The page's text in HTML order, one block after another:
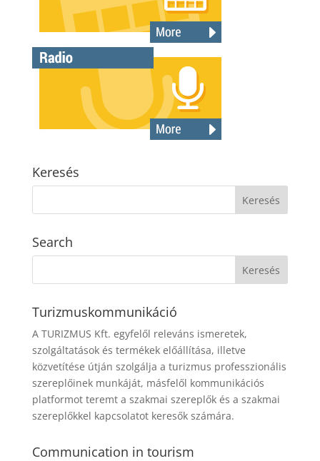
Keresés
Search
Turizmuskommunikáció
A TURIZMUS Kft. egyfelől releváns ismeretek,
szolgáltatások és termékek előállítása, illetve
közvetítése útján szolgálja a turizmus professzionális
szereplőinek munkáját, másfelől kommunikációs
platformot teremt a szakmai szereplők és a szakmai
szereplőkkel kapcsolatot keresők számára.
Communication in tourism